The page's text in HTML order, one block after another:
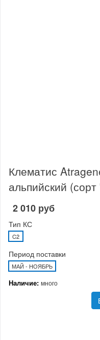
Клематис
альпийский
2 010 руб
Тип КС
C2
Период поставки
МАЙ - НОЯБРЬ
Наличие: много